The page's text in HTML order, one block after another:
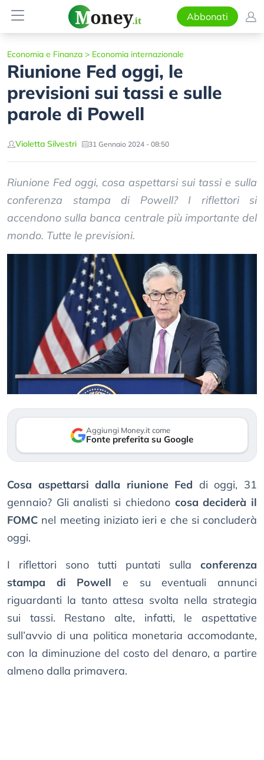
Abbonati
Economia e Finanza > Economia internazionale
Riunione Fed oggi, le
previsioni sui tassi e sulle
parole di Powell
Violetta Silvestri 31 Gennaio 2024 - 08:50
Riunione Fed oggi, cosa aspettarsi sui tassi e sulla
conferenza stampa di Powell? I riflettori si
accendono sulla banca centrale più importante del
mondo. Tutte le previsioni.
Aggiungi Money.it come
Fonte preferita su Google
Cosa aspettarsi dalla riunione Fed di oggi, 31
gennaio? Gli analisti si chiedono cosa deciderà il
FOMC nel meeting iniziato ieri e che si concluderà
oggi.
I riflettori sono tutti puntati sulla conferenza
stampa di Powell e su eventuali annunci
riguardanti la tanto attesa svolta nella strategia
sui tassi. Restano alte, infatti, le aspettative
sull’avvio di una politica monetaria accomodante,
con la diminuzione del costo del denaro, a partire
almeno dalla primavera.